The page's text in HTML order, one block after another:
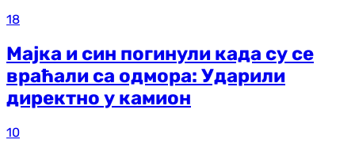
18
Мајка и син погинули када су се
враћали са одмора: Ударили
директно у камион
10